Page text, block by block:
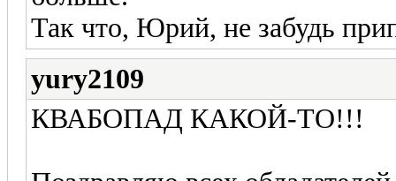
Так что, Юрий, не забудь
yury2109
КВАБОПАД КАКОЙ-ТО!!!